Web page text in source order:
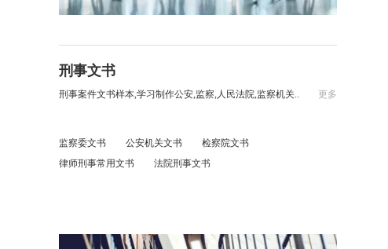
刑事文书
更多
刑事案件文书样本,学习制作公安,监察,人民法院,监察机关..
监察委文书 公安机关文书
检察院文书
律师刑事常用文书
法院刑事文书